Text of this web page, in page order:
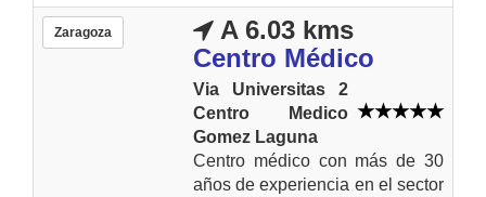
Zaragoza
A 6.03 kms
Centro Médico
Via Universitas 2
Centro Medico
Gomez Laguna
Centro médico con más de 30
años de experiencia en el sector